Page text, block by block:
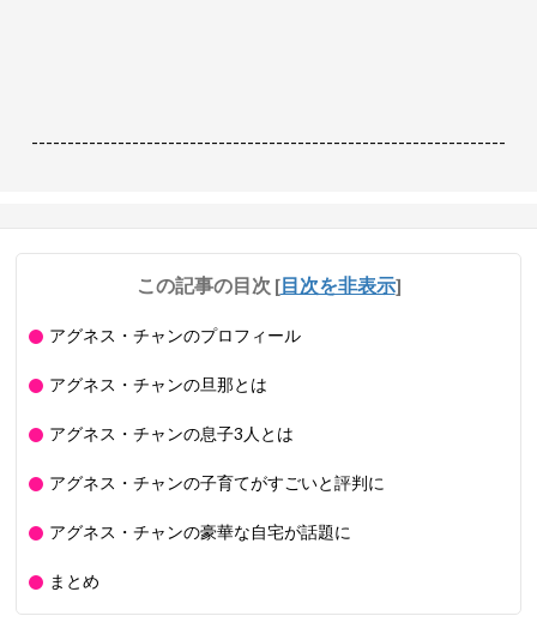
------------------------------------------------------------------
この記事の目次 [目次を非表示]
アグネス・チャンのプロフィール
アグネス・チャンの旦那とは
アグネス・チャンの息子3人とは
アグネス・チャンの子育てがすごいと評判に
アグネス・チャンの豪華な自宅が話題に
まとめ